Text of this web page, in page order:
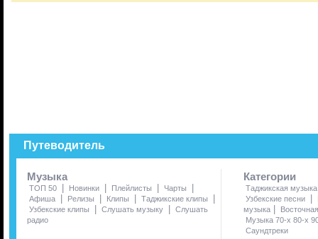
Путеводитель
Музыка
ТОП 50 | Новинки | Плейлисты | Чарты |
Афиша | Релизы | Клипы | Таджикские клипы |
Узбекские клипы | Слушать музыку | Слушать
радио
Категории
Таджикская музыка
Узбекские песни
|
музыка |
Музыка 70-х 80-х
Саундтреки